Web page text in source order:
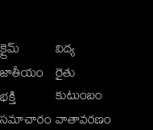
క్రైమ్
జాతీయం
భక్తి
సమాచారం
విద్య
రైతు
కుటుంబం
వాతావరణం